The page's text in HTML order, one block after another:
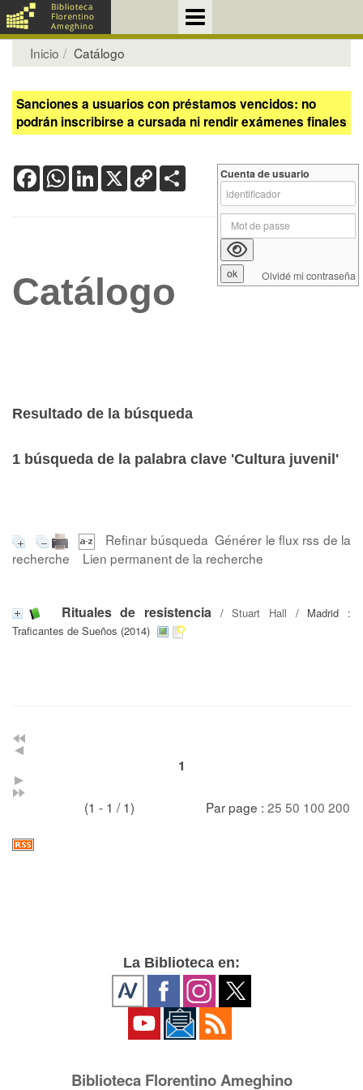
Inicio Catálogo
Sanciones a usuarios con préstamos vencidos: no
podrán inscribirse a cursada ni rendir exámenes finales
FacebookWhatsApp
LinkedIn
X Copy
Link
Catálogo
Resultado de la búsqueda
1 búsqueda de la palabra clave 'Cultura juvenil'
Refinar búsqueda Générer le flux rss de la
recherche
Lien permanent de la recherche
Rituales de resistencia /Stuart Hall / Madrid :
Traficantes de Sueños (2014)
1
(1 - 1 / 1) Par page : 25 50 100 200
Cuenta de usuario
Olvidé mi contraseña
La Biblioteca en:
Biblioteca Florentino Ameghino